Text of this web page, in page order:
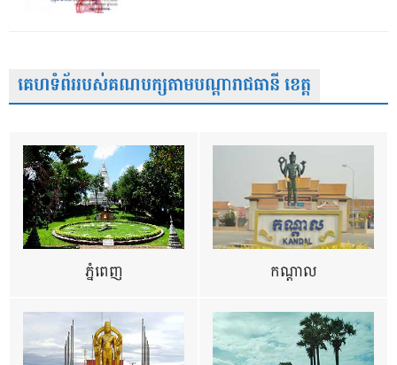
គេហទំព័ររបស់គណបក្សតាមបណ្តារាជធានី ខេត្ត
ភ្នំពេញ កណ្តាល